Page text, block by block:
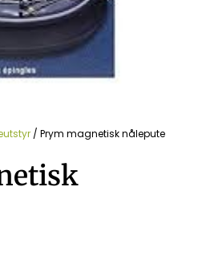
/ Prym magnetisk nålepute